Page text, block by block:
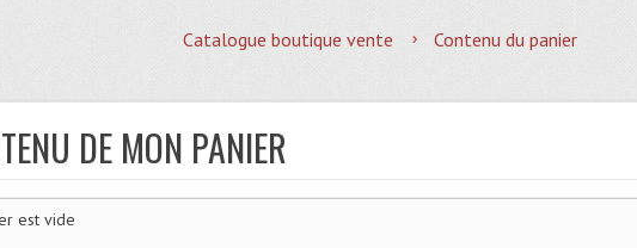
Catalogue boutique vente Contenu du panier
DE MON PANIER
est vide